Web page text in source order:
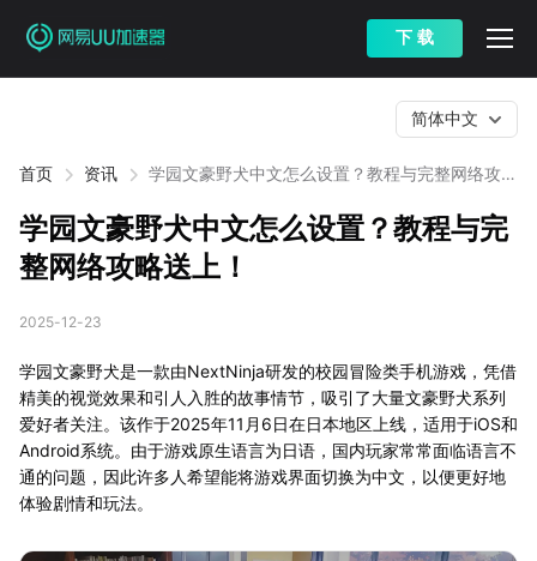
下 载
首页 资讯
学园文豪野犬中文怎么设置？教程与完整网络攻略
简体中文
学园文豪野犬中文怎么设置？教程与完
整网络攻略送上！
2025-12-23
学园文豪野犬是一款由NextNinja研发的校园冒险类手机游戏，凭借
精美的视觉效果和引人入胜的故事情节，吸引了大量文豪野犬系列
爱好者关注。该作于2025年11月6日在日本地区上线，适用于iOS和
Android系统。由于游戏原生语言为日语，国内玩家常常面临语言不
通的问题，因此许多人希望能将游戏界面切换为中文，以便更好地
体验剧情和玩法。